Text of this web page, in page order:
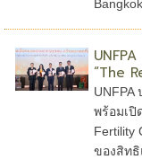
“The
UNFPA
พร้อมเปิ
Fertility
ของสิทธิ